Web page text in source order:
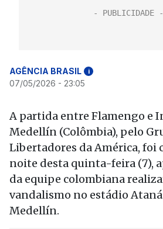
AGÊNCIA BRASIL i
07/05/2026 - 23:05
A partida entre Flamengo e
Medellín (Colômbia), pelo
Libertadores da América, foi
noite desta quinta-feira (7),
da equipe colombiana
vandalismo no estádio
Medellín.